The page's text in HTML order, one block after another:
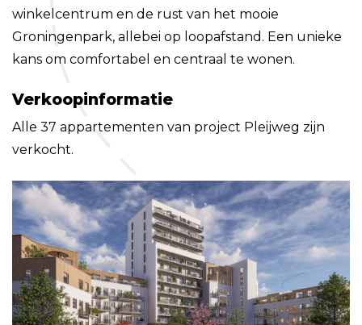
winkelcentrum en de rust van het mooie
Groningenpark, allebei op loopafstand. Een unieke
kans om comfortabel en centraal te wonen.
Verkoopinformatie
Alle 37 appartementen van project Pleijweg zijn
verkocht.